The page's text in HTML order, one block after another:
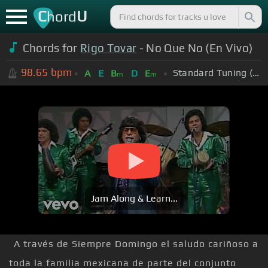
ChordU
Chords for Rigo Tovar - No Que No (En Vivo)
98.65 bpm A E Bm D Em Standard Tuning (EADGBE)
Jam Along & Learn...
A través de Siempre Domingo el saludo cariñoso a
toda la familia mexicana de parte del conjunto